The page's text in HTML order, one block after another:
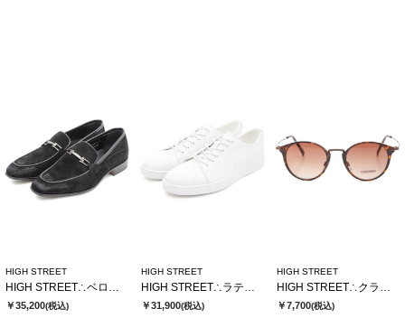
HIGH STREET
HIGH STREET∴ベロア型押しビットローファー
￥35,200(税込)
HIGH STREET
HIGH STREET∴ラティスエンボスドレススニーカー
￥31,900(税込)
HIGH STREET
HIGH STREET∴クラシックボストンガタサングラス
￥7,700(税込)